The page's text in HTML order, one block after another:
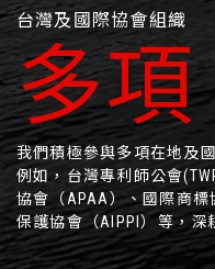
台灣及國際協會組織
多項
我們積極參與多項在地及
例如，台灣專利師公會
協會（APAA）、國際商
保護協會（AIPPI）等，深